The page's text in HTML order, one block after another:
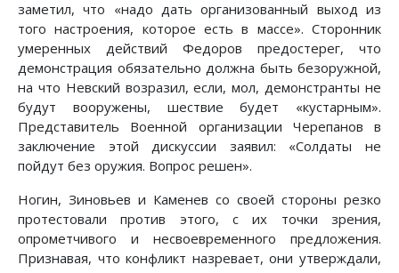
заметил, что «надо дать организованный выход из
того настроения, которое есть в массе». Сторонник
умеренных действий Федоров предостерег, что
демонстрация обязательно должна быть безоружной,
на что Невский возразил, если, мол, демонстранты не
будут вооружены, шествие будет «кустарным».
Представитель Военной организации Черепанов в
заключение этой дискуссии заявил: «Солдаты не
пойдут без оружия. Вопрос решен».
Ногин, Зиновьев и Каменев со своей стороны резко
протестовали против этого, с их точки зрения,
опрометчивого и несвоевременного предложения.
Признавая, что конфликт назревает, они утверждали,